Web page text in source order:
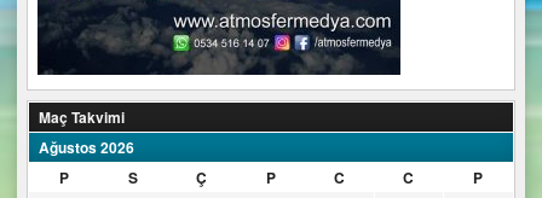
Maç Takvimi
Ağustos 2026
P
S Ç P C C P